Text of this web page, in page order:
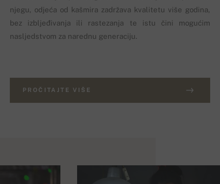
njegu, odjeća od kašmira zadržava kvalitetu više godina,
bez izbljeđivanja ili rastezanja te istu čini mogućim
nasljedstvom za narednu generaciju.
PROČITAJTE VIŠE